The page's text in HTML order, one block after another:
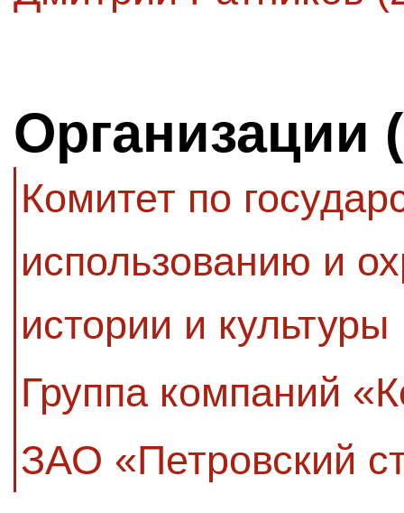
Организации
Комитет по
использованию и
истории и культуры
Группа компаний
ЗАО «Петровский